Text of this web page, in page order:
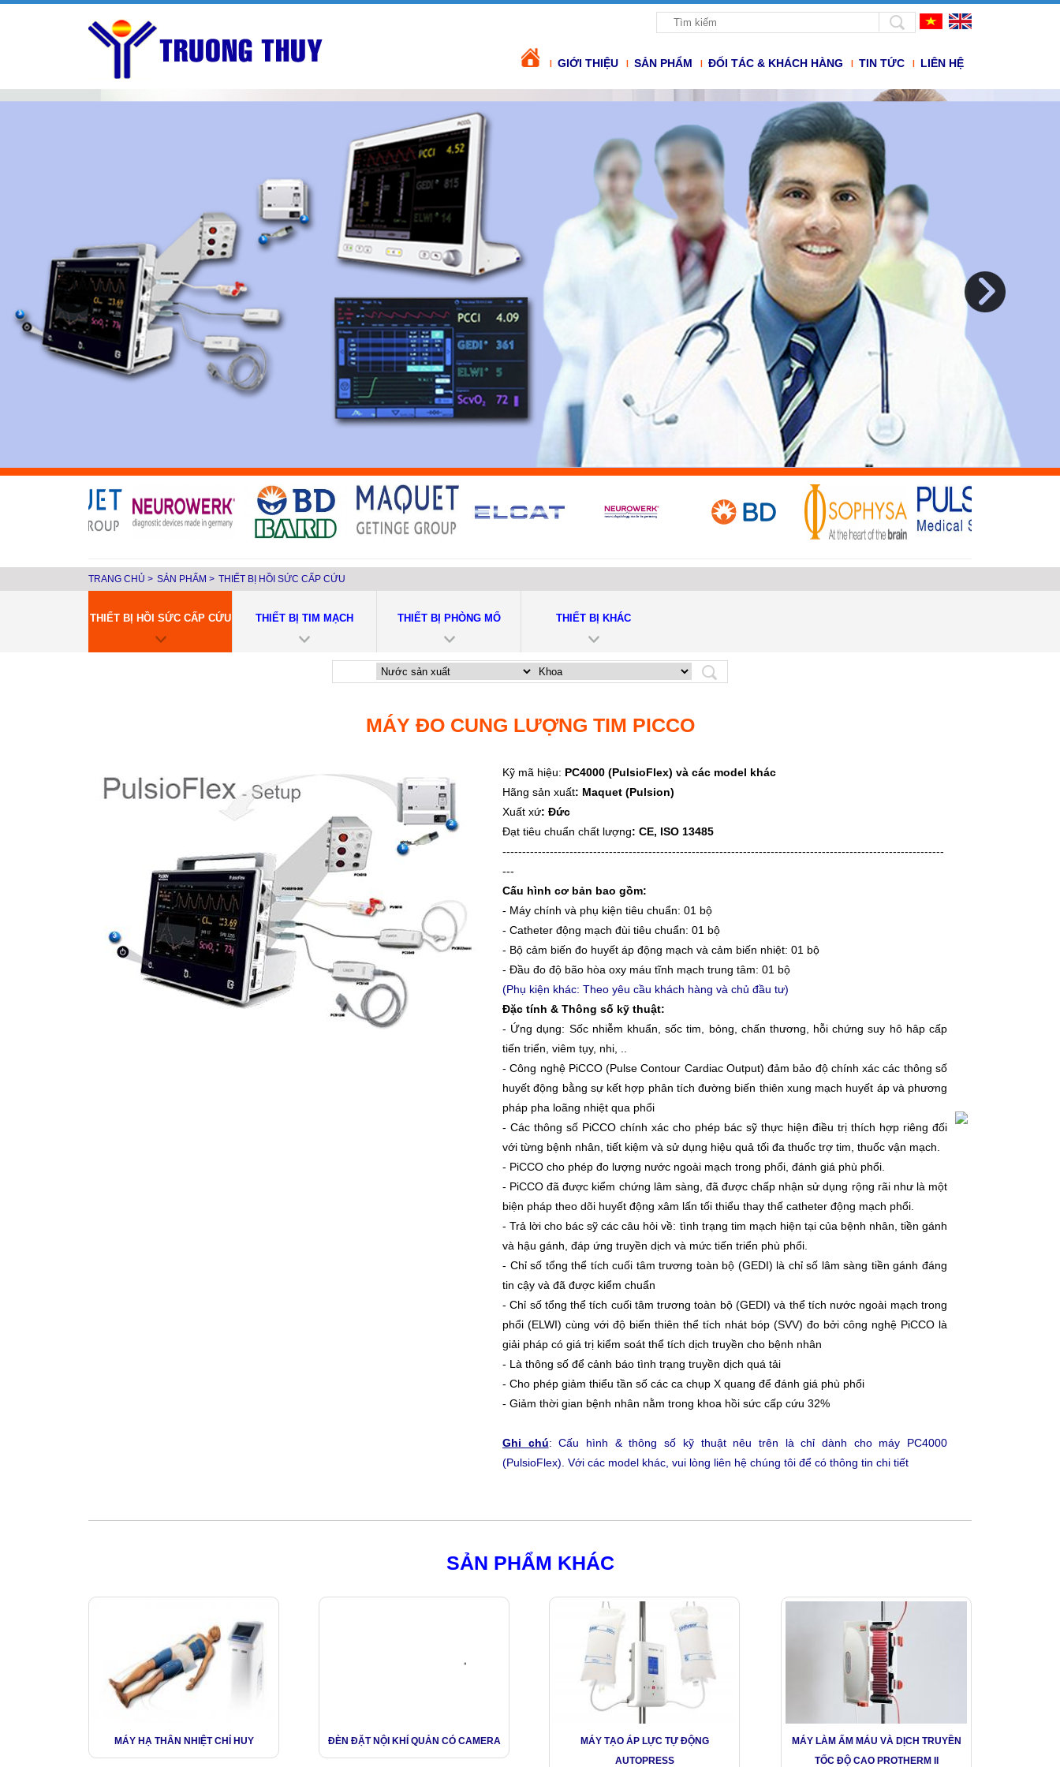
GIỚI THIỆU SẢN PHẨM ĐỐI TÁC & KHÁCH HÀNG TIN TỨC LIÊN HỆ
TRANG CHỦ > SẢN PHẨM > THIẾT BỊ HỒI SỨC CẤP CỨU
THIẾT BỊ HỒI SỨC CẤP CỨU THIẾT BỊ TIM MẠCH THIẾT BỊ PHÒNG MỔ THIẾT BỊ KHÁC
MÁY ĐO CUNG LƯỢNG TIM PICCO
Kỹ mã hiệu: PC4000 (PulsioFlex) và các model khác
Hãng sản xuất: Maquet (Pulsion)
Xuất xứ: Đức
Đạt tiêu chuẩn chất lượng: CE, ISO 13485
----------------------------------------------------------------------------------------------------------------
---
Cấu hình cơ bản bao gồm:
- Máy chính và phụ kiện tiêu chuẩn: 01 bộ
- Catheter động mạch đùi tiêu chuẩn: 01 bộ
- Bộ cảm biến đo huyết áp động mạch và cảm biến nhiệt: 01 bộ
- Đầu đo độ bão hòa oxy máu tĩnh mạch trung tâm: 01 bộ
(Phụ kiện khác: Theo yêu cầu khách hàng và chủ đầu tư)
Đặc tính & Thông số kỹ thuật:
- Ứng dụng: Sốc nhiễm khuẩn, sốc tim, bỏng, chấn thương, hỗi chứng suy hô hâp cấp
tiến triển, viêm tụy, nhi, ..
- Công nghệ PiCCO (Pulse Contour Cardiac Output) đảm bảo độ chính xác các thông số
huyết động bằng sự kết hợp phân tích đường biến thiên xung mạch huyết áp và phương
pháp pha loãng nhiệt qua phổi
- Các thông số PiCCO chính xác cho phép bác sỹ thực hiện điều trị thích hợp riêng đối
với từng bệnh nhân, tiết kiệm và sử dụng hiệu quả tối đa thuốc trợ tim, thuốc vận mạch.
- PiCCO cho phép đo lượng nước ngoài mạch trong phổi, đánh giá phù phổi.
- PiCCO đã được kiểm chứng lâm sàng, đã được chấp nhận sử dụng rộng rãi như là một
biện pháp theo dõi huyết động xâm lấn tối thiểu thay thế catheter động mạch phổi.
- Trả lời cho bác sỹ các câu hỏi về: tình trạng tim mạch hiện tại của bệnh nhân, tiền gánh
và hậu gánh, đáp ứng truyền dịch và mức tiến triển phù phổi.
- Chỉ số tổng thể tích cuối tâm trương toàn bộ (GEDI) là chỉ số lâm sàng tiền gánh đáng
tin cậy và đã được kiểm chuẩn
- Chỉ số tổng thể tích cuối tâm trương toàn bộ (GEDI) và thể tích nước ngoài mạch trong
phổi (ELWI) cùng với độ biến thiên thể tích nhát bóp (SVV) đo bởi công nghệ PiCCO là
giải pháp có giá trị kiểm soát thể tích dịch truyền cho bệnh nhân
- Là thông số để cảnh báo tình trạng truyền dịch quá tải
- Cho phép giảm thiểu tần số các ca chụp X quang để đánh giá phù phổi
- Giảm thời gian bệnh nhân nằm trong khoa hồi sức cấp cứu 32%
Ghi chú: Cấu hình & thông số kỹ thuật nêu trên là chỉ dành cho máy PC4000
(PulsioFlex) . Với các model khác, vui lòng liên hệ chúng tôi để có thông tin chi tiết
SẢN PHẨM KHÁC
MÁY HẠ THÂN NHIỆT CHỈ HUY ĐÈN ĐẶT NỘI KHÍ QUẢN CÓ CAMERA
MÁY TẠO ÁP LỰC TỰ ĐỘNG
AUTOPRESS
MÁY LÀM ẤM MÁU VÀ DỊCH TRUYỀN
TỐC ĐỘ CAO PROTHERM II